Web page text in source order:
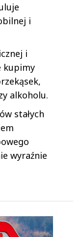
i
i
kupimy
alkoholu.
stałych
wyraźnie